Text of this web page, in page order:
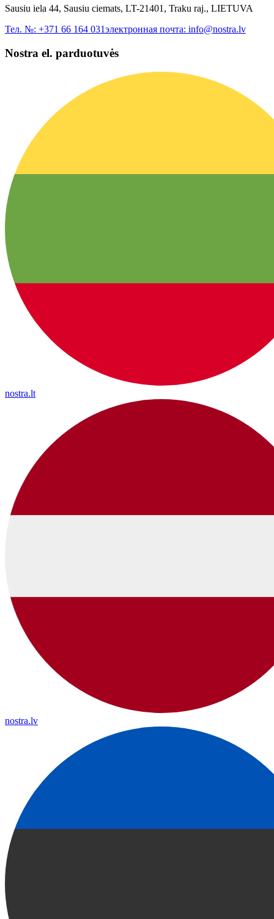
Sausiu iela 44, Sausiu ciemats, LT-21401, Traku raj., LIETUVA
Тел. №: +371 66 164 031электронная почта: info@nostra.lv
Nostra el. parduotuvės
nostra.lt
nostra.lv